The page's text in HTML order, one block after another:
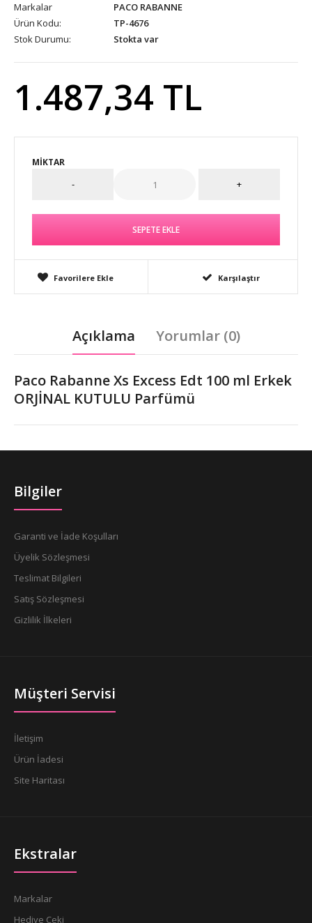
Markalar
PACO RABANNE
Ürün Kodu:
TP-4676
Stok Durumu:
Stokta var
1.487,34 TL
MIKTAR
Favorilere Ekle Karşılaştır
Açıklama Yorumlar (0)
Paco Rabanne Xs Excess Edt 100 ml Erkek
ORJİNAL KUTULU Parfümü
Bilgiler
Garanti ve İade Koşulları
Üyelik Sözleşmesi
Teslimat Bilgileri
Satış Sözleşmesi
Gizlilik İlkeleri
Müşteri Servisi
İletişim
Ürün İadesi
Site Haritası
Ekstralar
Markalar
Hediye Çeki